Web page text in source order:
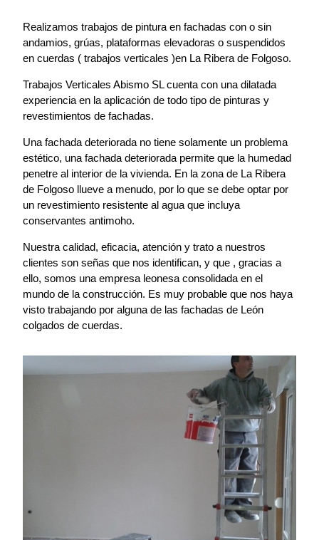
Realizamos trabajos de pintura en fachadas con o sin
andamios, grúas, plataformas elevadoras o suspendidos
en cuerdas ( trabajos verticales )en La Ribera de Folgoso.
Trabajos Verticales Abismo SL cuenta con una dilatada
experiencia en la aplicación de todo tipo de pinturas y
revestimientos de fachadas.
Una fachada deteriorada no tiene solamente un problema
estético, una fachada deteriorada permite que la humedad
penetre al interior de la vivienda. En la zona de La Ribera
de Folgoso llueve a menudo, por lo que se debe optar por
un revestimiento resistente al agua que incluya
conservantes antimoho.
Nuestra calidad, eficacia, atención y trato a nuestros
clientes son señas que nos identifican, y que , gracias a
ello, somos una empresa leonesa consolidada en el
mundo de la construcción. Es muy probable que nos haya
visto trabajando por alguna de las fachadas de León
colgados de cuerdas.